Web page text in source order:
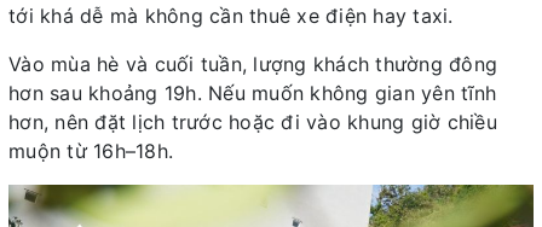
tới khá dễ mà không cần thuê xe điện hay taxi.
Vào mùa hè và cuối tuần, lượng khách thường đông
hơn sau khoảng 19h. Nếu muốn không gian yên tĩnh
hơn, nên đặt lịch trước hoặc đi vào khung giờ chiều
muộn từ 16h–18h.